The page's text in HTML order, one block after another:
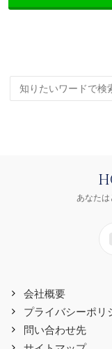
あなたは
会社概要
プライバシーポリ
問い合わせ先